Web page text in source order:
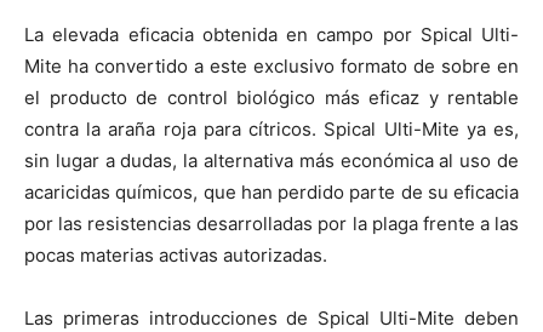
La elevada eficacia obtenida en campo por Spical Ulti-
Mite ha convertido a este exclusivo formato de sobre en
el producto de control biológico más eficaz y rentable
contra la araña roja para cítricos. Spical Ulti-Mite ya es,
sin lugar a dudas, la alternativa más económica al uso de
acaricidas químicos, que han perdido parte de su eficacia
por las resistencias desarrolladas por la plaga frente a las
pocas materias activas autorizadas.
Las primeras introducciones de Spical Ulti-Mite deben